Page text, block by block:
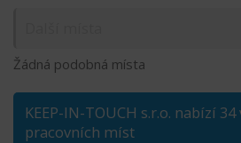
Žádná podobná místa
KEEP-IN-TOUCH s.r.o. nabízí
pracovních míst